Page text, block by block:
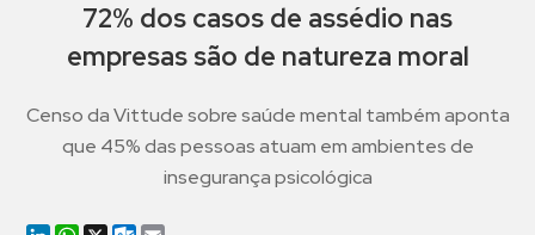
72% dos casos de assédio nas
empresas são de natureza moral
Censo da Vittude sobre saúde mental também aponta
que 45% das pessoas atuam em ambientes de
insegurança psicológica